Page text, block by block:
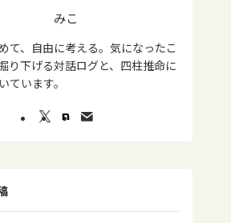
みこ
て、自由に考える。気になったこ
り下げる対話ログと、四柱推命に
ています。